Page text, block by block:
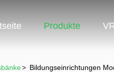
Produkte
> Bildungseinrichtungen